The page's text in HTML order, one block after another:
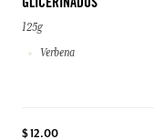
GLICERINADOS
125g
Verbena
$ 12.00